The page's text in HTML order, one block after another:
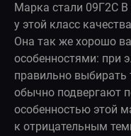
Марка стали 09Г2С
у этой класс
Она так же хорошо
особенностями: при
правильно выбирать
обычно подвергают
особенностью этой
к отрицательным